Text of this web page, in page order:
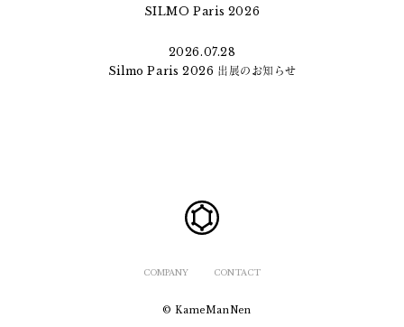
SILMO Paris 2026
2026.07.28
Silmo Paris 2026 出展のお知らせ
COMPANY CONTACT
© KameManNen